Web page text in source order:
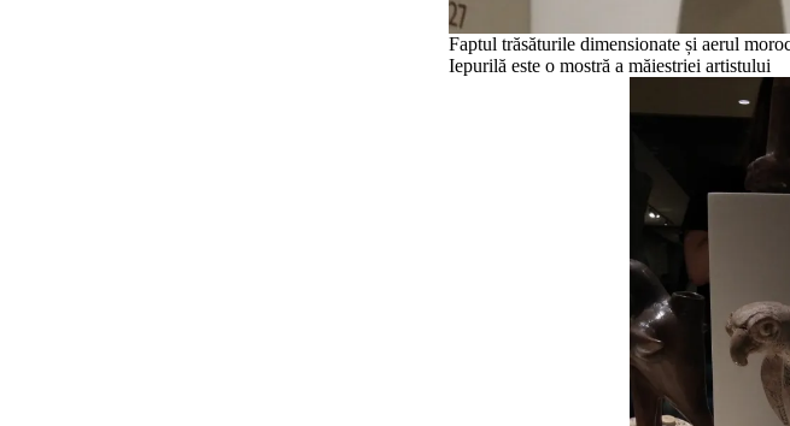
Faptul trăsăturile dimensionate și aerul
Iepurilă este o mostră a măiestriei artistului